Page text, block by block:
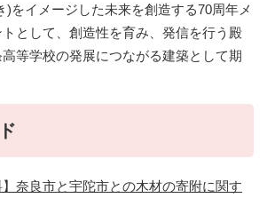
)をイメージした未来を創造する70周年メ
として、創造性を育み、発信を行う殿
等学校の発展につながる建築として期
】奈良市と宇陀市との木材の寄附に関す